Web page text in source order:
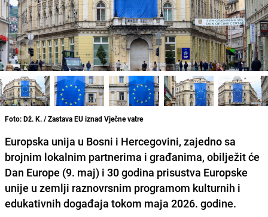
Foto: Dž. K. / Zastava EU iznad Vječne vatre
Europska unija u Bosni i Hercegovini, zajedno sa
brojnim lokalnim partnerima i građanima, obilježit će
Dan Europe (9. maj) i 30 godina prisustva Europske
unije u zemlji raznovrsnim programom kulturnih i
edukativnih događaja tokom maja 2026. godine.